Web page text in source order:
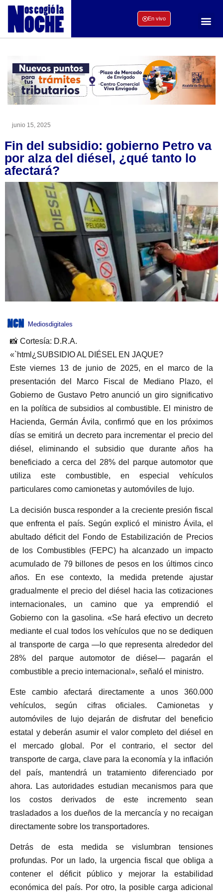
En vivo
junio 15, 2025
Fin del subsidio: gobierno Petro va
por alza del diésel, ¿qué tanto lo
afectará?
Mediosdigitales
📸 Cortesía: D.R.A.
«`html¿SUBSIDIO AL DIÉSEL EN JAQUE?
Este viernes 13 de junio de 2025, en el marco de la
presentación del Marco Fiscal de Mediano Plazo, el
Gobierno de Gustavo Petro anunció un giro significativo
en la política de subsidios al combustible. El ministro de
Hacienda, Germán Ávila, confirmó que en los próximos
días se emitirá un decreto para incrementar el precio del
diésel, eliminando el subsidio que durante años ha
beneficiado a cerca del 28% del parque automotor que
utiliza este combustible, en especial vehículos
particulares como camionetas y automóviles de lujo.
La decisión busca responder a la creciente presión fiscal
que enfrenta el país. Según explicó el ministro Ávila, el
abultado déficit del Fondo de Estabilización de Precios
de los Combustibles (FEPC) ha alcanzado un impacto
acumulado de 79 billones de pesos en los últimos cinco
años. En ese contexto, la medida pretende ajustar
gradualmente el precio del diésel hacia las cotizaciones
internacionales, un camino que ya emprendió el
Gobierno con la gasolina. «Se hará efectivo un decreto
mediante el cual todos los vehículos que no se dediquen
al transporte de carga —lo que representa alrededor del
28% del parque automotor de diésel— pagarán el
combustible a precio internacional», señaló el ministro.
Este cambio afectará directamente a unos 360.000
vehículos, según cifras oficiales. Camionetas y
automóviles de lujo dejarán de disfrutar del beneficio
estatal y deberán asumir el valor completo del diésel en
el mercado global. Por el contrario, el sector del
transporte de carga, clave para la economía y la inflación
del país, mantendrá un tratamiento diferenciado por
ahora. Las autoridades estudian mecanismos para que
los costos derivados de este incremento sean
trasladados a los dueños de la mercancía y no recaigan
directamente sobre los transportadores.
Detrás de esta medida se vislumbran tensiones
profundas. Por un lado, la urgencia fiscal que obliga a
contener el déficit público y mejorar la estabilidad
económica del país. Por otro, la posible carga adicional